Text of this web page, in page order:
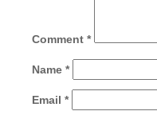
Comment*
Name*
Email*